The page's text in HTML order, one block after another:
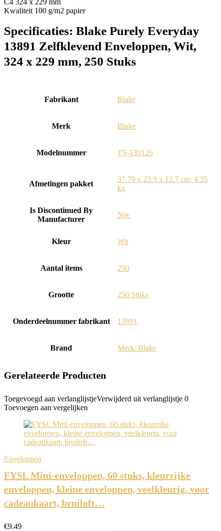
C4 324 x 229 mm
Kwaliteit 100 g/m2 papier
Specificaties: Blake Purely Everyday
13891 Zelfklevend Enveloppen, Wit,
324 x 229 mm, 250 Stuks
Fabrikant ‎Blake
Merk ‎Blake
Modelnummer ‎TS-130126
Afmetingen pakket
‎37.79 x 23.9 x 12.7 cm; 4.35
kg
Is Discontinued By
Manufacturer
‎Nee
Kleur ‎Wit
Aantal items ‎250
Grootte ‎250 Stuks
Onderdeelnummer fabrikant ‎13891
Brand Merk: Blake
Gerelateerde Producten
Toegevoegd aan verlanglijstjeVerwijderd uit verlanglijstje 0
Toevoegen aan vergelijken
Enveloppen
FYSL Mini-enveloppen, 60 stuks, kleurrijke
enveloppen, kleine enveloppen, veelkleurig, voor
cadeaukaart, bruiloft…
€9.49